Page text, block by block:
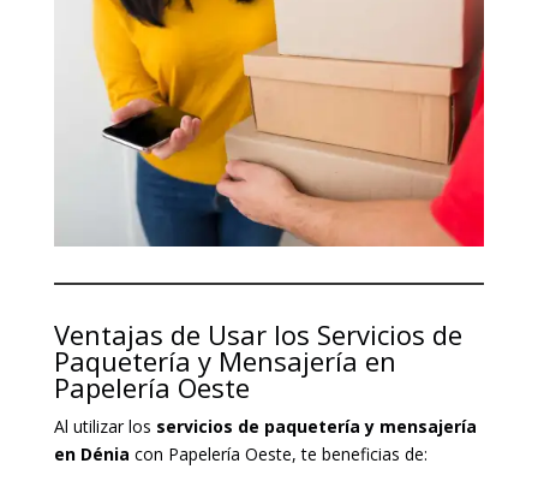
Ventajas de Usar los Servicios de
Paquetería y Mensajería en
Papelería Oeste
Al utilizar los servicios de paquetería y mensajería
en Dénia con Papelería Oeste, te beneficias de: